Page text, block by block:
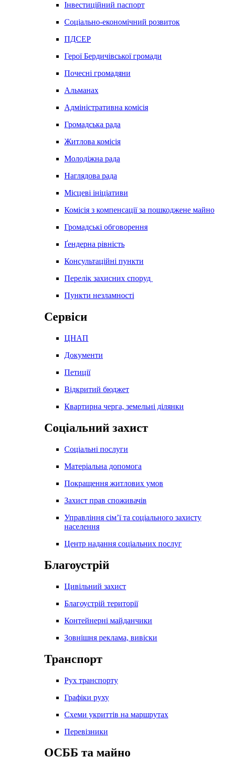
Інвестиційний паспорт
Соціально-економічний розвиток
ПДСЕР
Герої Бердичівської громади
Почесні громадяни
Альманах
Адміністративна комісія
Громадська рада
Житлова комісія
Молодіжна рада
Наглядова рада
Місцеві ініціативи
Комісія з компенсації за пошкоджене майно
Громадські обговорення
Ґендерна рівність
Консультаційні пункти
Перелік захисних споруд
Пункти незламності
Сервіси
ЦНАП
Документи
Петиції
Відкритий бюджет
Квартирна черга, земельні ділянки
Соціальний захист
Соціальні послуги
Матеріальна допомога
Покращення житлових умов
Захист прав споживачів
Управління сім’ї та соціального захисту
населення
Центр надання соціальних послуг
Благоустрій
Цивільний захист
Благоустрій території
Контейнерні майданчики
Зовнішня реклама, вивіски
Транспорт
Рух транспорту
Графіки руху
Схеми укриттів на маршрутах
Перевізники
ОСББ та майно